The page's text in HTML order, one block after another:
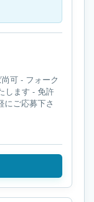
可 - フォーク
します - 免許
にご応募下さ